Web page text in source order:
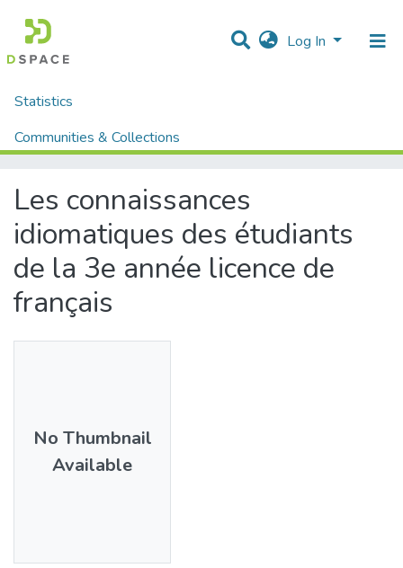
Log In
Statistics
Communities & Collections
Home
Les connaissances idiomatiques des étudiants de la 3e année licence de français
Les connaissances
idiomatiques des étudiants
de la 3e année licence de
français
No Thumbnail
Available